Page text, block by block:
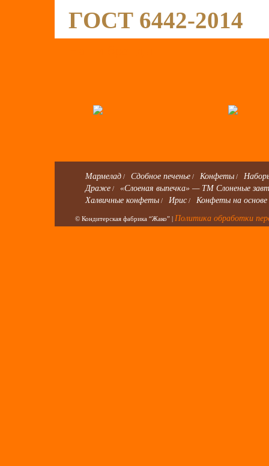
ГОСТ 6442-2014
Мармелад / Сдобное печенье / Конфеты /
Драже /
«Слоеная выпечка» — ТМ Слоненые
Халвичные конфеты / Ирис / Конфеты на основе
© Кондитерская фабрика “Жако” | Политика обработки